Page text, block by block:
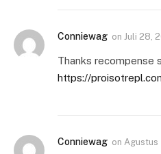
Conniewag on Juli 28,
Thanks recompense
https://
Conniewag on Agustus